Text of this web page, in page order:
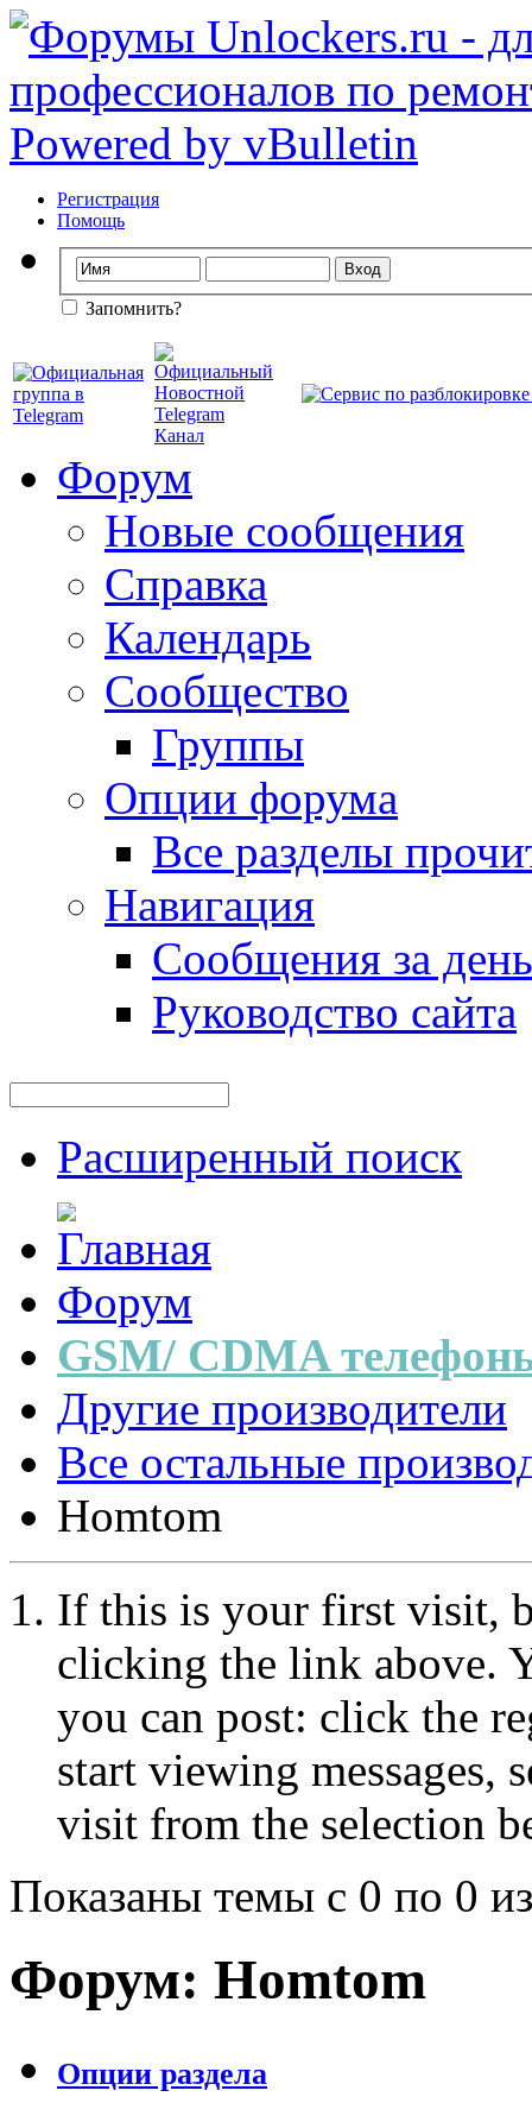
Регистрация
Помощь
Запомнить?
Форум
Новые сообщения
Справка
Календарь
Сообщество
Группы
Опции форума
Все разделы
Навигация
Сообщения за день
Руководство сайта
Расширенный поиск
Форум
GSM/ CDMA
Другие производители
Все остальные
Homtom
If this is your first visit,
clicking the link above.
you can post: click the
start viewing messages,
visit from the selection
Показаны темы с 0 по 0
Форум: Homtom
Опции раздела